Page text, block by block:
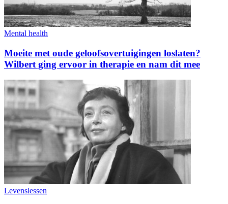
Mental health
Moeite met oude geloofsovertuigingen loslaten?
Wilbert ging ervoor in therapie en nam dit mee
Levenslessen